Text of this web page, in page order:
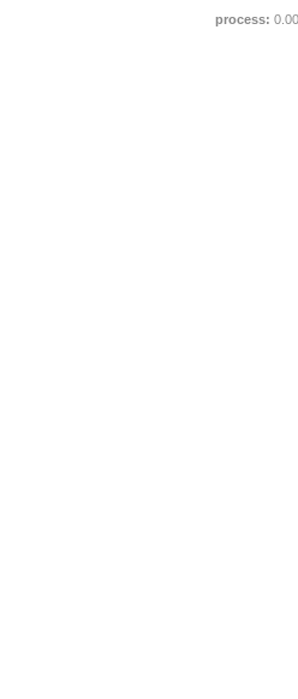
process: